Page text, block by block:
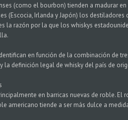
(como el bourbon) tienden a madurar
(Escocia, Irlanda y Japón) los destiladores
la razón por la que los whiskys
en función de la combinación de
la definición legal de whisky del país de
en barricas nuevas de roble. El
americano tiende a ser más dulce a